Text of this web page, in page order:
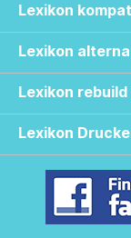
Lexikon
Lexikon
Lexikon rebuild
Lexikon